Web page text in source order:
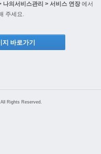
나의서비스관리 > 서비스 연장에서
주세요.
바로가기
All Rights Reserved.